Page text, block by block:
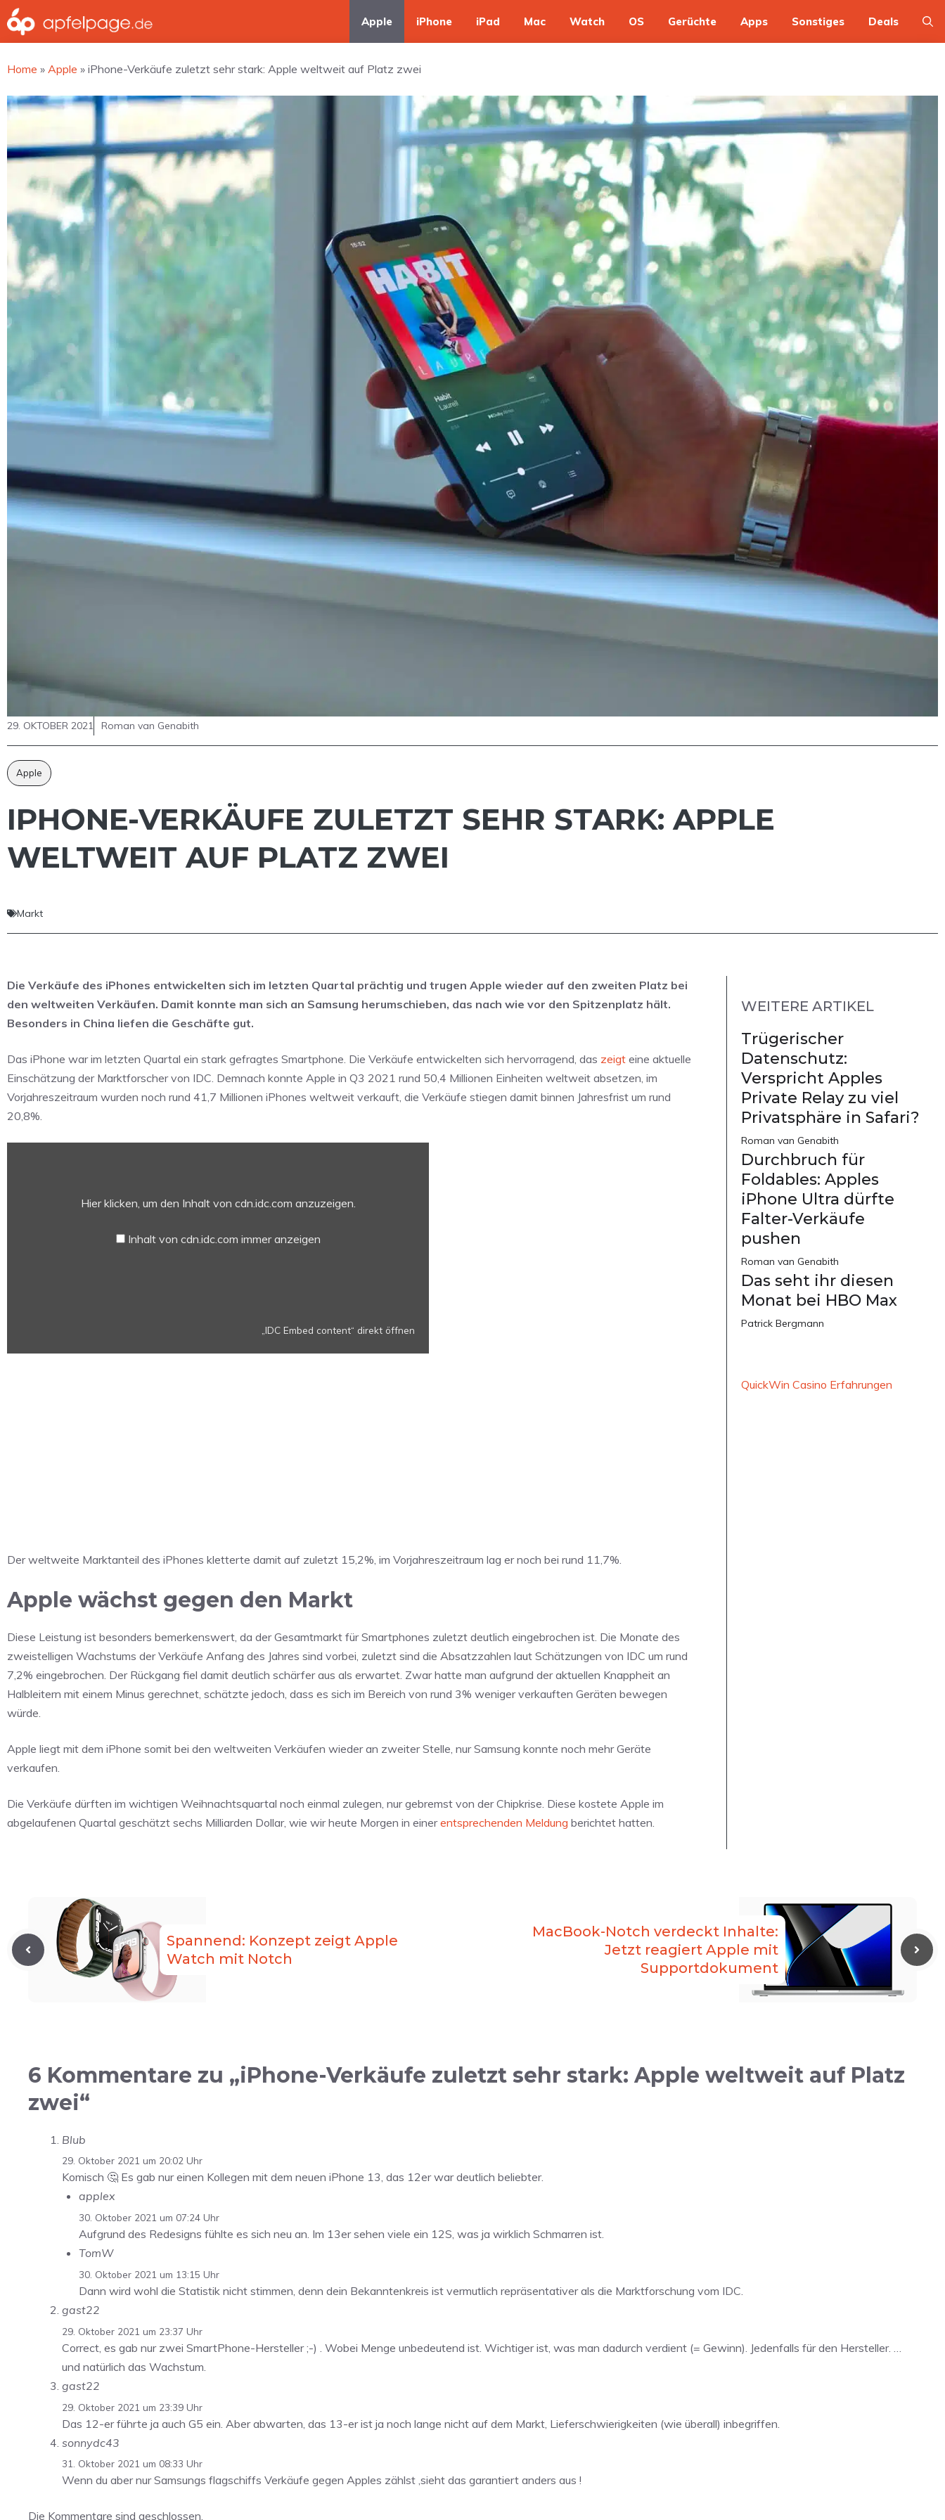
Zum
Inhalt
springen
Apple iPhone iPad Mac Watch OS Gerüchte Apps Sonstiges Deals
Home » Apple » iPhone-Verkäufe zuletzt sehr stark: Apple weltweit auf Platz zwei
29. OKTOBER 2021 Roman van Genabith
Apple
IPHONE-VERKÄUFE ZULETZT SEHR STARK: APPLE
WELTWEIT AUF PLATZ ZWEI
Markt
Die Verkäufe des iPhones entwickelten sich im letzten Quartal prächtig und trugen Apple wieder auf den zweiten Platz bei
den weltweiten Verkäufen. Damit konnte man sich an Samsung herumschieben, das nach wie vor den Spitzenplatz hält.
Besonders in China liefen die Geschäfte gut.
Das iPhone war im letzten Quartal ein stark gefragtes Smartphone. Die Verkäufe entwickelten sich hervorragend, das zeigt eine aktuelle
Einschätzung der Marktforscher von IDC. Demnach konnte Apple in Q3 2021 rund 50,4 Millionen Einheiten weltweit absetzen, im
Vorjahreszeitraum wurden noch rund 41,7 Millionen iPhones weltweit verkauft, die Verkäufe stiegen damit binnen Jahresfrist um rund
20,8%.
Hier klicken, um den Inhalt von cdn.idc.com anzuzeigen.
Inhalt von cdn.idc.com immer anzeigen
„IDC Embed content“ direkt öffnen
Der weltweite Marktanteil des iPhones kletterte damit auf zuletzt 15,2%, im Vorjahreszeitraum lag er noch bei rund 11,7%.
Apple wächst gegen den Markt
Diese Leistung ist besonders bemerkenswert, da der Gesamtmarkt für Smartphones zuletzt deutlich eingebrochen ist. Die Monate des
zweistelligen Wachstums der Verkäufe Anfang des Jahres sind vorbei, zuletzt sind die Absatzzahlen laut Schätzungen von IDC um rund
7,2% eingebrochen. Der Rückgang fiel damit deutlich schärfer aus als erwartet. Zwar hatte man aufgrund der aktuellen Knappheit an
Halbleitern mit einem Minus gerechnet, schätzte jedoch, dass es sich im Bereich von rund 3% weniger verkauften Geräten bewegen
würde.
Apple liegt mit dem iPhone somit bei den weltweiten Verkäufen wieder an zweiter Stelle, nur Samsung konnte noch mehr Geräte
verkaufen.
Die Verkäufe dürften im wichtigen Weihnachtsquartal noch einmal zulegen, nur gebremst von der Chipkrise. Diese kostete Apple im
abgelaufenen Quartal geschätzt sechs Milliarden Dollar, wie wir heute Morgen in einerentsprechenden Meldung berichtet hatten.
WEITERE ARTIKEL
Trügerischer
Datenschutz:
Verspricht Apples
Private Relay zu viel
Privatsphäre in Safari?
Roman van Genabith
Durchbruch für
Foldables: Apples
iPhone Ultra dürfte
Falter-Verkäufe
pushen
Roman van Genabith
Das seht ihr diesen
Monat bei HBO Max
Patrick Bergmann
QuickWin Casino Erfahrungen
Spannend: Konzept zeigt Apple
Watch mit Notch
MacBook-Notch verdeckt Inhalte:
Jetzt reagiert Apple mit
Supportdokument
6 Kommentare zu „iPhone-Verkäufe zuletzt sehr stark: Apple weltweit auf Platz
zwei“
Blub
29. Oktober 2021 um 20:02 Uhr
Komisch 🤔 Es gab nur einen Kollegen mit dem neuen iPhone 13, das 12er war deutlich beliebter.
applex
30. Oktober 2021 um 07:24 Uhr
Aufgrund des Redesigns fühlte es sich neu an. Im 13er sehen viele ein 12S, was ja wirklich Schmarren ist.
TomW
30. Oktober 2021 um 13:15 Uhr
Dann wird wohl die Statistik nicht stimmen, denn dein Bekanntenkreis ist vermutlich repräsentativer als die Marktforschung vom IDC.
gast22
29. Oktober 2021 um 23:37 Uhr
Correct, es gab nur zwei SmartPhone-Hersteller ;-) . Wobei Menge unbedeutend ist. Wichtiger ist, was man dadurch verdient (= Gewinn). Jedenfalls für den Hersteller. …
und natürlich das Wachstum.
gast22
29. Oktober 2021 um 23:39 Uhr
Das 12-er führte ja auch G5 ein. Aber abwarten, das 13-er ist ja noch lange nicht auf dem Markt, Lieferschwierigkeiten (wie überall) inbegriffen.
sonnydc43
31. Oktober 2021 um 08:33 Uhr
Wenn du aber nur Samsungs flagschiffs Verkäufe gegen Apples zählst ,sieht das garantiert anders aus !
Die Kommentare sind geschlossen.